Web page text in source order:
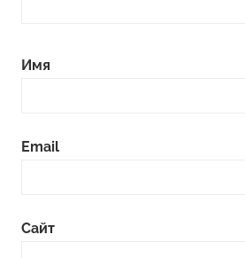
Имя
Email
Сайт